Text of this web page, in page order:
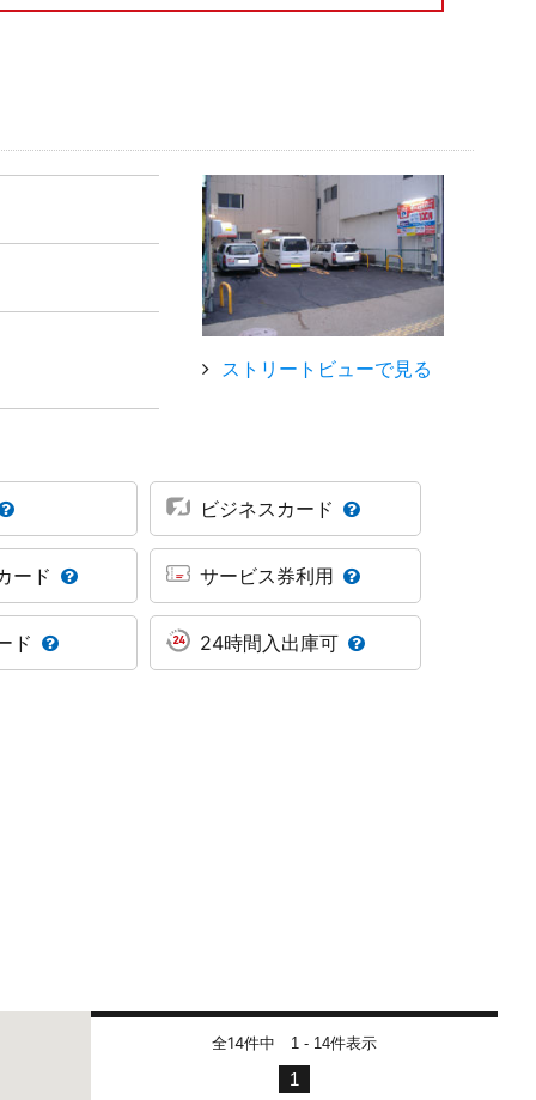
ストリートビューで見る
ビジネスカード
ード サービス券利用
ド 24時間入出庫可
全14件中 1 - 14件表示
1